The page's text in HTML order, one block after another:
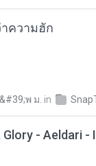
าความฮัก
พ ม. in